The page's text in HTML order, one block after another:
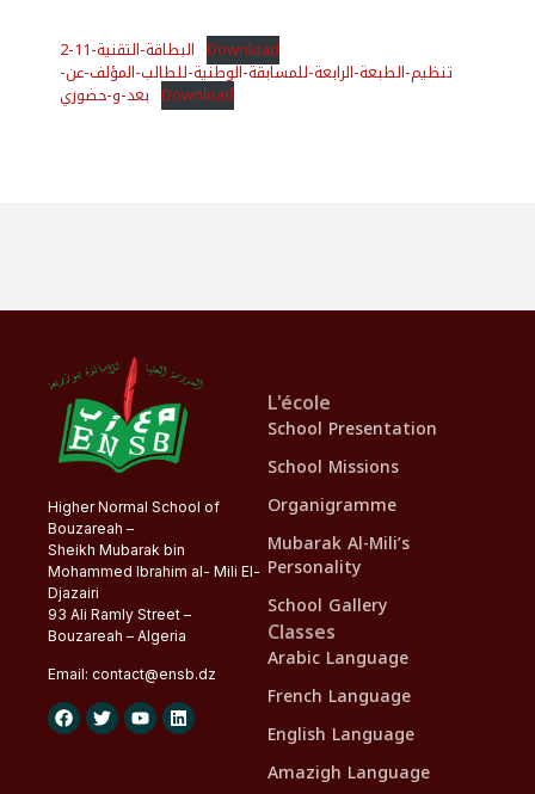
البطاقة-التقنية-11-2 Download
تنظيم-الطبعة-الرابعة-للمسابقة-الوطنية-للطالب-المؤلف-عن-
بعد-و-حضوري Download
Higher Normal School of
Bouzareah –
Sheikh Mubarak bin
Mohammed Ibrahim al- Mili El-
Djazairi
93 Ali Ramly Street –
Bouzareah – Algeria
Email: contact@ensb.dz
L'école
School Presentation
School Missions
Organigramme
Mubarak Al-Mili’s
Personality
School Gallery
Classes
Arabic Language
French Language
English Language
Amazigh Language